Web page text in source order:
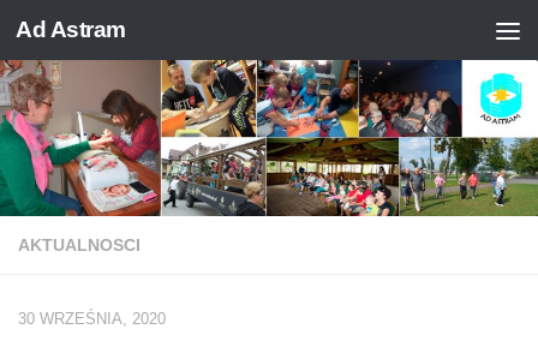
Skip to content
Ad Astram
AKTUALNOSCI
30 WRZEŚNIA, 2020